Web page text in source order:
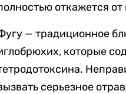
откажется
— традиционное
которые
серьезное